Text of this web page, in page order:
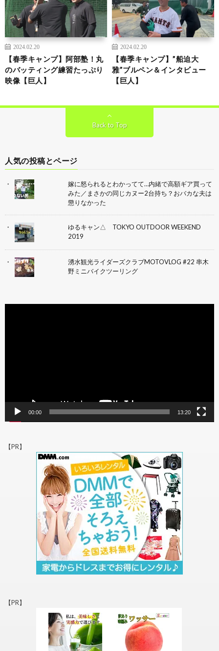
2024.02.20
【春季キャンプ】阿部塾！丸
のバッティング練習たっぷり
映像【巨人】
2024.02.20
【春季キャンプ】”船迫大
雅”ブルペン＆インタビュー
【巨人】
Back to Top
人気の投稿とページ
嫁に怒られるとわかってて…内緒で高額ギア買って
みた／まさかの同じカヌー2台持ち？おバカな夫は
懲りなかった
ゆるキャン△ TOKYO OUTDOOR WEEKEND
2019
湧水観光ライダーズクラブMOTOVLOG #22 串木
野ミニバイクツーリング
動
00:00 13:20
【PR】
【PR】